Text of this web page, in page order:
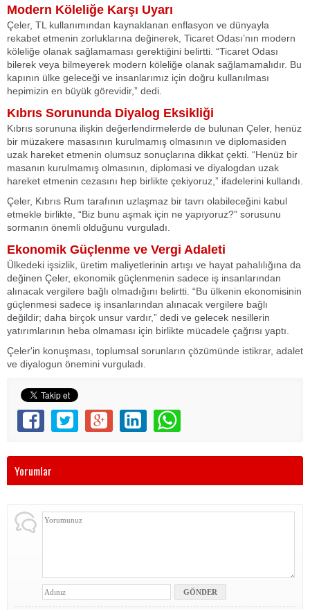
Modern Köleliğe Karşı Uyarı
Çeler, TL kullanımından kaynaklanan enflasyon ve dünyayla
rekabet etmenin zorluklarına değinerek, Ticaret Odası’nın modern
köleliğe olanak sağlamaması gerektiğini belirtti. “Ticaret Odası
bilerek veya bilmeyerek modern köleliğe olanak sağlamamalıdır. Bu
kapının ülke geleceği ve insanlarımız için doğru kullanılması
hepimizin en büyük görevidir,” dedi.
Kıbrıs Sorununda Diyalog Eksikliği
Kıbrıs sorununa ilişkin değerlendirmelerde de bulunan Çeler, henüz
bir müzakere masasının kurulmamış olmasının ve diplomasiden
uzak hareket etmenin olumsuz sonuçlarına dikkat çekti. “Henüz bir
masanın kurulmamış olmasının, diplomasi ve diyalogdan uzak
hareket etmenin cezasını hep birlikte çekiyoruz,” ifadelerini kullandı.
Çeler, Kıbrıs Rum tarafının uzlaşmaz bir tavrı olabileceğini kabul
etmekle birlikte, “Biz bunu aşmak için ne yapıyoruz?” sorusunu
sormanın önemli olduğunu vurguladı.
Ekonomik Güçlenme ve Vergi Adaleti
Ülkedeki işsizlik, üretim maliyetlerinin artışı ve hayat pahalılığına da
değinen Çeler, ekonomik güçlenmenin sadece iş insanlarından
alınacak vergilere bağlı olmadığını belirtti. “Bu ülkenin ekonomisinin
güçlenmesi sadece iş insanlarından alınacak vergilere bağlı
değildir; daha birçok unsur vardır,” dedi ve gelecek nesillerin
yatırımlarının heba olmaması için birlikte mücadele çağrısı yaptı.
Çeler'in konuşması, toplumsal sorunların çözümünde istikrar, adalet
ve diyalogun önemini vurguladı.
Yorumlar